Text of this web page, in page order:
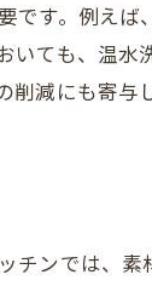
です。例えば
いても、温水
削減にも寄与
チンでは、素